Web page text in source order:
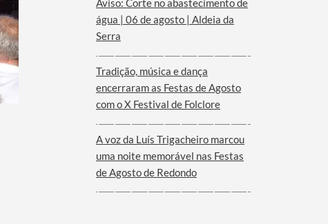
Aviso: Corte no abastecimento de
água | 06 de agosto | Aldeia da
Serra
Tradição, música e dança
encerraram as Festas de Agosto
com o X Festival de Folclore
A voz da Luís Trigacheiro marcou
uma noite memorável nas Festas
de Agosto de Redondo